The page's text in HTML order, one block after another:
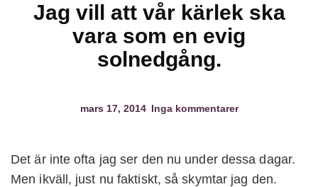
Jag vill att vår kärlek ska
vara som en evig
solnedgång.
mars 17, 2014 Inga kommentarer
Det är inte ofta jag ser den nu under dessa dagar.
Men ikväll, just nu faktiskt, så skymtar jag den.